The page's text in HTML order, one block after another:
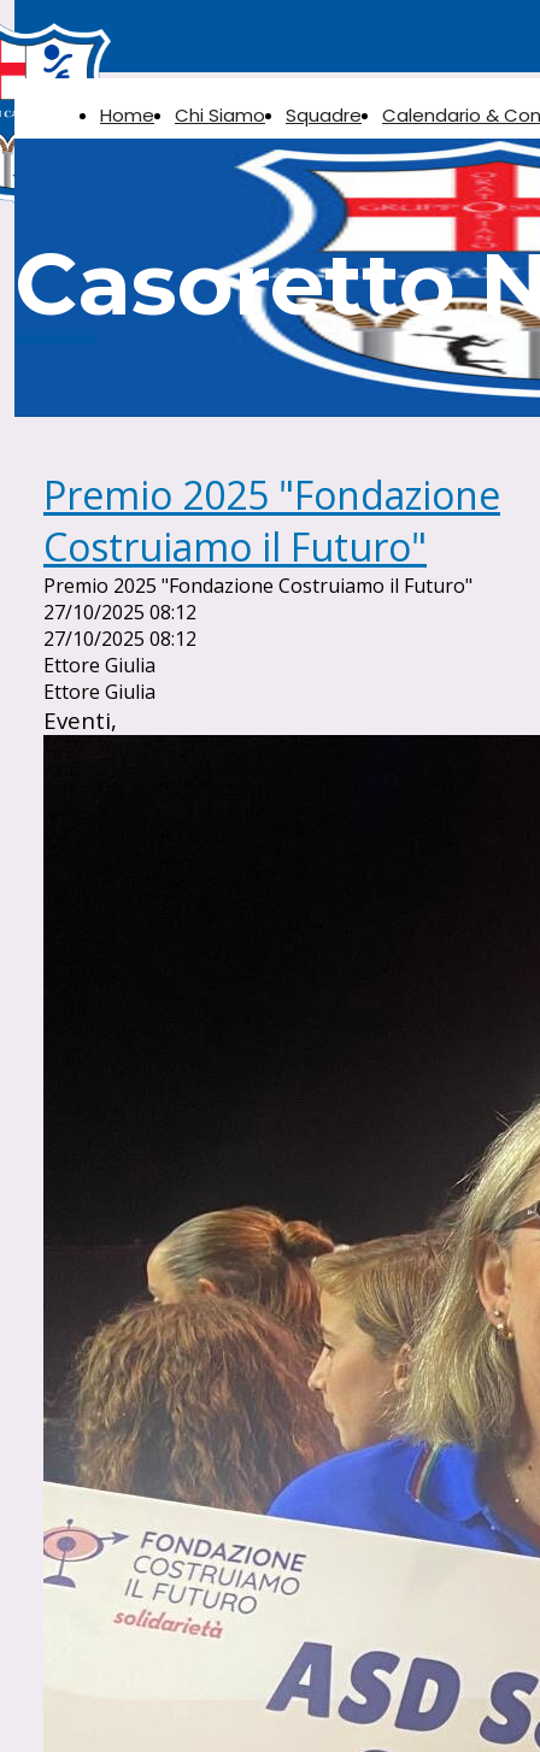
Home Chi Siamo Squadre Calendario &
Casoretto
Premio 2025 "Fondazione
Costruiamo il Futuro"
Premio 2025 "Fondazione Costruiamo il Futuro"
27/10/2025 08:12
27/10/2025 08:12
Ettore Giulia
Ettore Giulia
Eventi,